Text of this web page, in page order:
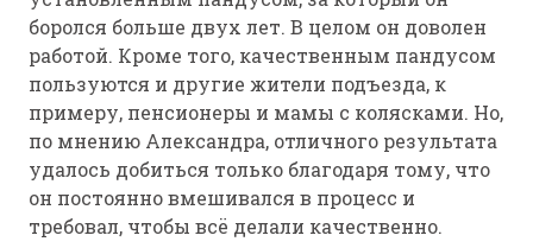
боролся больше двух лет. В целом он доволен
работой. Кроме того, качественным пандусом
пользуются и другие жители подъезда, к
примеру, пенсионеры и мамы с колясками. Но,
по мнению Александра, отличного результата
удалось добиться только благодаря тому, что
он постоянно вмешивался в процесс и
требовал, чтобы всё делали качественно.